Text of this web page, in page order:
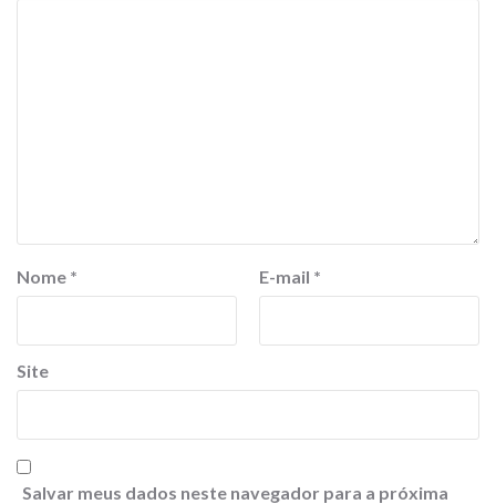
Nome * E-mail *
Site
Salvar meus dados neste navegador para a próxima